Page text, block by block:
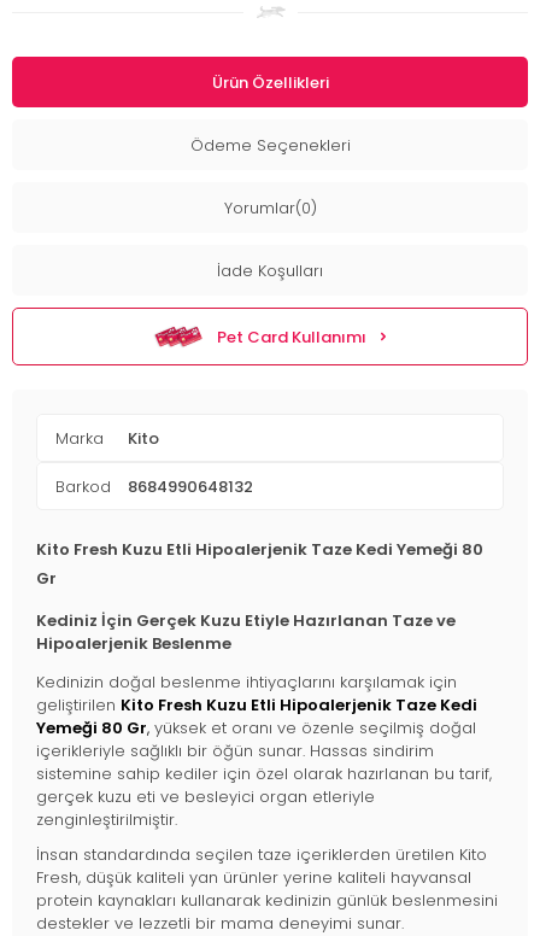
Ürün Özellikleri
Ödeme Seçenekleri
Yorumlar(0)
İade Koşulları
Pet Card Kullanımı
Marka Kito
Barkod 8684990648132
Kito Fresh Kuzu Etli Hipoalerjenik Taze Kedi Yemeği 80
Gr
Kediniz İçin Gerçek Kuzu Etiyle Hazırlanan Taze ve
Hipoalerjenik Beslenme
Kedinizin doğal beslenme ihtiyaçlarını karşılamak için
geliştirilen Kito Fresh Kuzu Etli Hipoalerjenik Taze Kedi
Yemeği 80 Gr, yüksek et oranı ve özenle seçilmiş doğal
içerikleriyle sağlıklı bir öğün sunar. Hassas sindirim
sistemine sahip kediler için özel olarak hazırlanan bu tarif,
gerçek kuzu eti ve besleyici organ etleriyle
zenginleştirilmiştir.
İnsan standardında seçilen taze içeriklerden üretilen Kito
Fresh, düşük kaliteli yan ürünler yerine kaliteli hayvansal
protein kaynakları kullanarak kedinizin günlük beslenmesini
destekler ve lezzetli bir mama deneyimi sunar.